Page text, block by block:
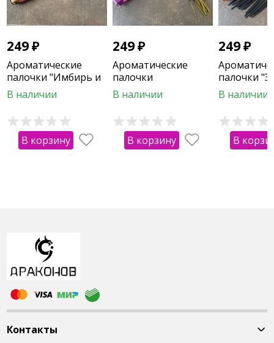
249₽
Ароматические
палочки "Имбирь и
Зеленый чай"
В наличии
В корзину
249₽
Ароматические
палочки
"Антистресс"
В наличии
В корзину
249₽
палочки
В наличии
В
Контакты